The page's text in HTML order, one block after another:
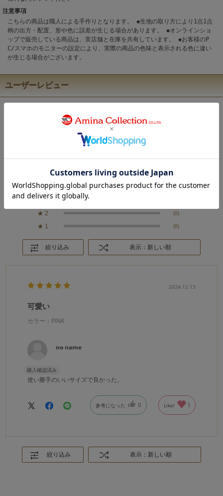
注意事項
こちらの商品は職人による手作りとなります。 ◆生地の取り方により1点1点
柄の出方・配置、形や色に誤差が生じる場合があります。 ◆オンラインショ
ップで販売している商品は、実店舗と在庫を共有しています。 ◆お客様のP
C/スマホのモニターの設定により、実際の商品の色味と表示される色に違い
が生じる場合がございます。
ユーザーレビュー
5.0
★ 4 (0)
★ 3
★ 2 (0)
★ 1 (0)
絞り込み 表示：新しい順
2024.12.13
可愛い
カラー：PINK
no name
購入確認済み
使い勝手のいいサイズで良かった。
参考になった 0 Like! 1
絞り込み 表示：新しい順